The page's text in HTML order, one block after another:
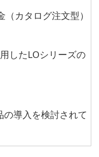
カタログ注文型）
したLOシリーズの
の導⼊を検討されて